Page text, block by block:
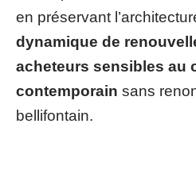
en préservant
dynamique de
acheteurs sensibles au
contemporain sans
bellifontain.